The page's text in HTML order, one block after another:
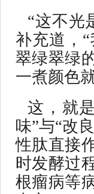
“这不光
补充道，
翠绿翠绿
一煮颜色
这，就
味”与“改
性肽直接
时发酵过
根瘤病等